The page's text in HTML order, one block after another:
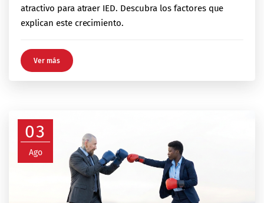
atractivo para atraer IED. Descubra los factores que
explican este crecimiento.
Ver más
03
Ago